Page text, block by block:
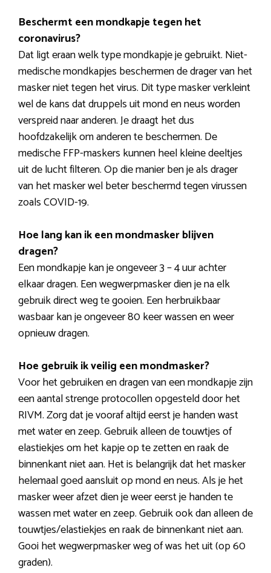
Beschermt een mondkapje tegen het
coronavirus?
Dat ligt eraan welk type mondkapje je gebruikt. Niet-
medische mondkapjes beschermen de drager van het
masker niet tegen het virus. Dit type masker verkleint
wel de kans dat druppels uit mond en neus worden
verspreid naar anderen. Je draagt het dus
hoofdzakelijk om anderen te beschermen. De
medische FFP-maskers kunnen heel kleine deeltjes
uit de lucht filteren. Op die manier ben je als drager
van het masker wel beter beschermd tegen virussen
zoals COVID-19.
Hoe lang kan ik een mondmasker blijven
dragen?
Een mondkapje kan je ongeveer 3 – 4 uur achter
elkaar dragen. Een wegwerpmasker dien je na elk
gebruik direct weg te gooien. Een herbruikbaar
wasbaar kan je ongeveer 80 keer wassen en weer
opnieuw dragen.
Hoe gebruik ik veilig een mondmasker?
Voor het gebruiken en dragen van een mondkapje zijn
een aantal strenge protocollen opgesteld door het
RIVM. Zorg dat je vooraf altijd eerst je handen wast
met water en zeep. Gebruik alleen de touwtjes of
elastiekjes om het kapje op te zetten en raak de
binnenkant niet aan. Het is belangrijk dat het masker
helemaal goed aansluit op mond en neus. Als je het
masker weer afzet dien je weer eerst je handen te
wassen met water en zeep. Gebruik ook dan alleen de
touwtjes/elastiekjes en raak de binnenkant niet aan.
Gooi het wegwerpmasker weg of was het uit (op 60
graden).